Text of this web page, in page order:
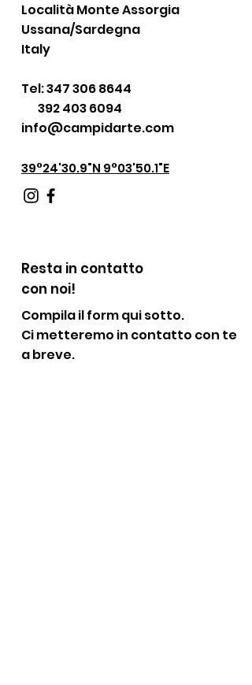
Località Monte Assorgia
Ussana/Sardegna
Italy
Tel:347 306 8644
392 403 6094
info@campidarte.com
39°24'30.9"N 9°03'50.1"E
Resta in contatto
con noi!
Compila il form qui sotto.
Ci metteremo in contatto con te
a breve.